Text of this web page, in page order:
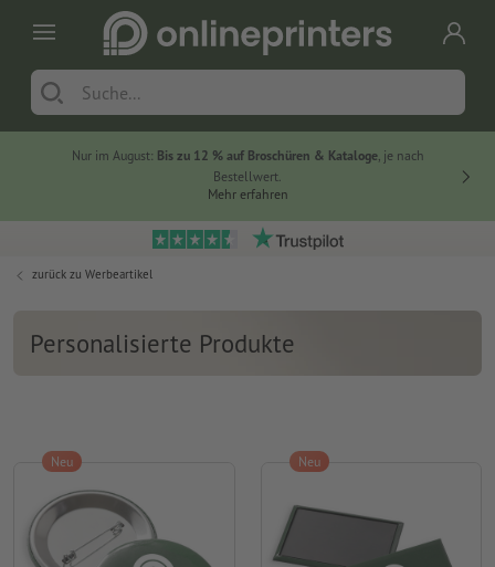
Nur im August: Bis zu 12 % auf Broschüren & Kataloge, je nach
Bestellwert.
Mehr erfahren
zurück zu Werbeartikel
Personalisierte Produkte
Neu Neu